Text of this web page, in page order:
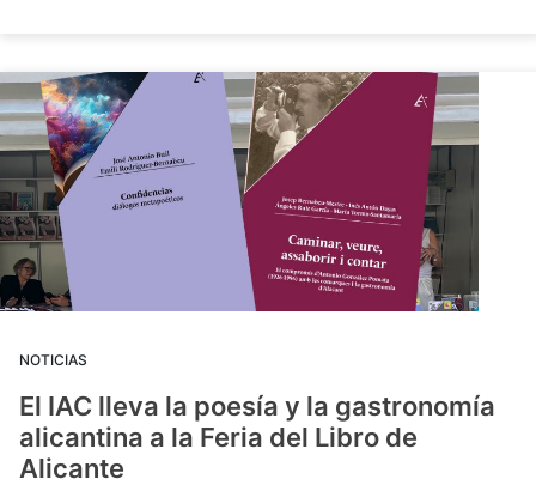
NOTICIAS
El IAC lleva la poesía y la gastronomía
alicantina a la Feria del Libro de
Alicante